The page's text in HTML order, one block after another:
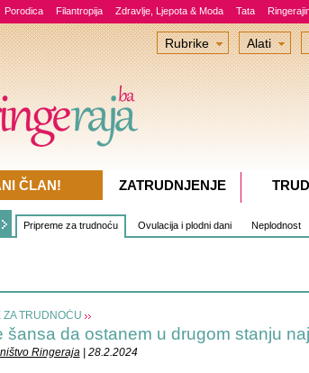
Porodica Filantropija Zdravlje, Ljepota & Moda Tata
Pripreme za trudnoću Ovulacija i plodni dani Neplodnost
ZA TRUDNOĆU
šansa da ostanem u drugom stanju
Ringeraja| 28.2.2024
Rubrike Alati
ČLAN! ZATRUDNJENJE